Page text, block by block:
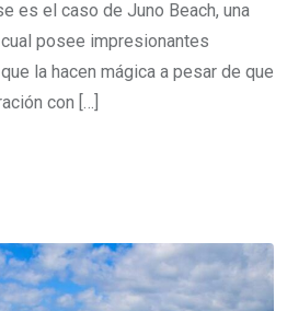
es el caso de Juno Beach, una
posee impresionantes
la hacen mágica a pesar de que
con […]